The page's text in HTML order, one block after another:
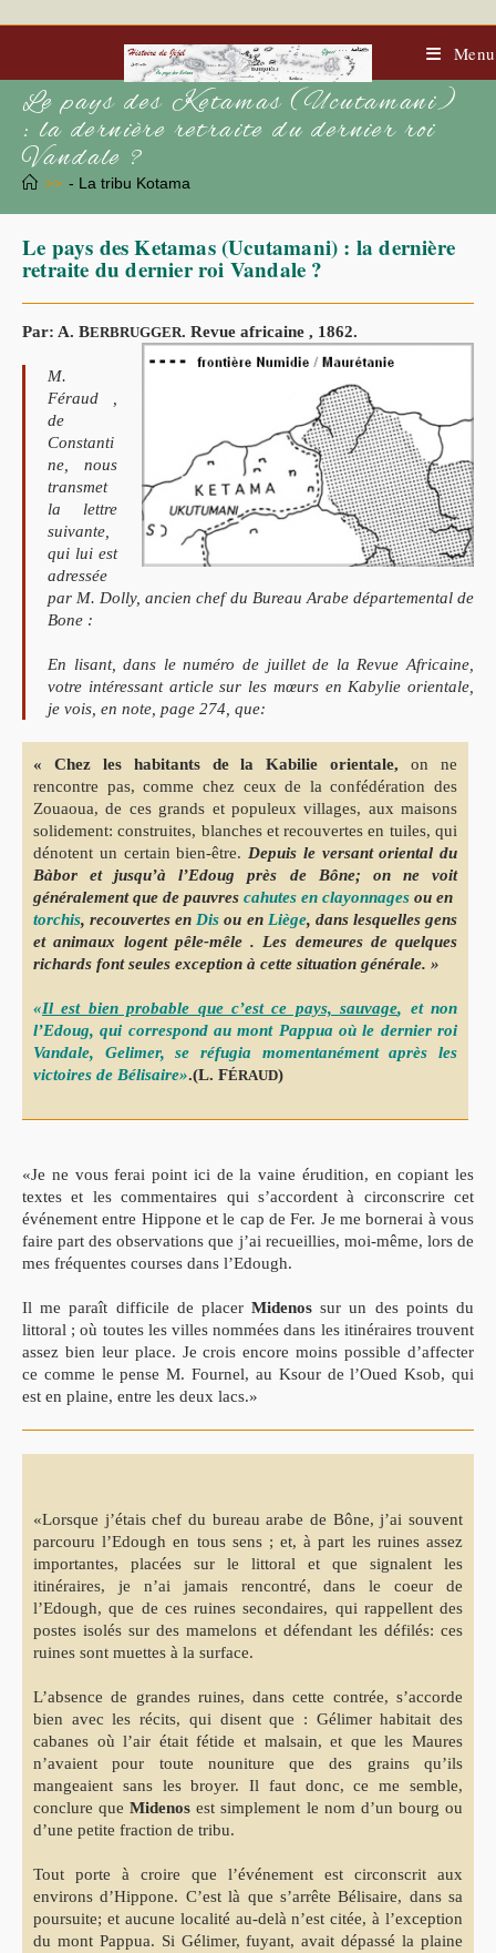
to
Menu
Le pays des Ketamas (Ucutamani)
: la dernière retraite du dernier roi
Vandale ?
>> - La tribu Kotama
Le pays des Ketamas (Ucutamani) : la dernière
retraite du dernier roi Vandale ?
Par: A. BERBRUGGER. Revue africaine , 1862.
M.
Féraud ,
de
Constanti
ne, nous
transmet
la lettre
suivante,
qui lui est
adressée
par M. Dolly, ancien chef du Bureau Arabe départemental de
Bone :
En lisant, dans le numéro de juillet de la Revue Africaine,
votre intéressant article sur les mœurs en Kabylie orientale,
je vois, en note, page 274, que:
« Chez les habitants de la Kabilie orientale, on ne
rencontre pas, comme chez ceux de la confédération des
Zouaoua, de ces grands et populeux villages, aux maisons
solidement: construites, blanches et recouvertes en tuiles, qui
dénotent un certain bien-être. Depuis le versant oriental du
Bàbor et jusqu’à l’Edoug près de Bône; on ne voit
généralement que de pauvres cahutes en clayonnages ou en
torchis, recouvertes en Dis ou en Liège, dans lesquelles gens
et animaux logent pêle-mêle . Les demeures de quelques
richards font seules exception à cette situation générale. »
«Il est bien probable que c’est ce pays, sauvage, et non
l’Edoug, qui correspond au mont Pappua où le dernier roi
Vandale, Gelimer, se réfugia momentanément après les
victoires de Bélisaire».(L. FÉRAUD)
«Je ne vous ferai point ici de la vaine érudition, en copiant les
textes et les commentaires qui s’accordent à circonscrire cet
événement entre Hippone et le cap de Fer. Je me bornerai à vous
faire part des observations que j’ai recueillies, moi-même, lors de
mes fréquentes courses dans l’Edough.
Il me paraît difficile de placerMidenos sur un des points du
littoral ; où toutes les villes nommées dans les itinéraires trouvent
assez bien leur place. Je crois encore moins possible d’affecter
ce comme le pense M. Fournel, au Ksour de l’Oued Ksob, qui
est en plaine, entre les deux lacs.»
«Lorsque j’étais chef du bureau arabe de Bône, j’ai souvent
parcouru l’Edough en tous sens ; et, à part les ruines assez
importantes, placées sur le littoral et que signalent les
itinéraires, je n’ai jamais rencontré, dans le coeur de
l’Edough, que de ces ruines secondaires, qui rappellent des
postes isolés sur des mamelons et défendant les défilés: ces
ruines sont muettes à la surface.
L’absence de grandes ruines, dans cette contrée, s’accorde
bien avec les récits, qui disent que : Gélimer habitait des
cabanes où l’air était fétide et malsain, et que les Maures
n’avaient pour toute nouniture que des grains qu’ils
mangeaient sans les broyer. Il faut donc, ce me semble,
conclure queMidenos est simplement le nom d’un bourg ou
d’une petite fraction de tribu.
Tout porte à croire que l’événement est circonscrit aux
environs d’Hippone. C’est là que s’arrête Bélisaire, dans sa
poursuite; et aucune localité au-delà n’est citée, à l’exception
du mont Pappua. Si Gélimer, fuyant, avait dépassé la plaine